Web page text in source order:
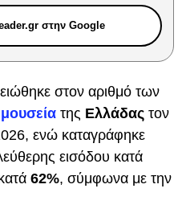
στην Google
στον αριθμό των
μουσεία της Ελλάδας τον
ενώ καταγράφηκε
εισόδου κατά
62%, σύμφωνα με την